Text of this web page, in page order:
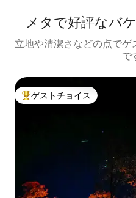
メタで好評なバ
立地や清潔さなどの点で
で
大好評のゲストチョイスです。
ゲストチョイス